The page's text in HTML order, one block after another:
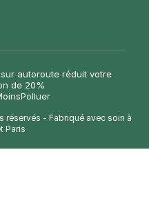
sur autoroute réduit votre
de 20%
- Fabriqué avec soin à
Paris